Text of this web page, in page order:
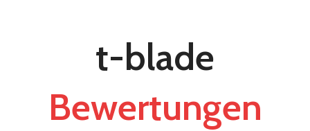
t-blade
Bewertungen